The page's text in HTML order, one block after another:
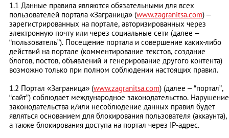
1.1 Данные правила являются обязательными для всех
пользователей портала «Заграница» (www.zagranitsa.com) –
зарегистрированных на портале, авторизированных через
электронную почту или через социальные сети (далее –
“пользователь”). Посещение портала и совершение каких-либо
действий на портале (комментирование текстов, создание
блогов, постов, объявлений и генерирование другого контента)
возможно только при полном соблюдении настоящих правил.
1.2 Портал «Заграница» (www.zagranitsa.com) (далее – “портал”,
“сайт”) соблюдает международное законодательство. Нарушение
законодательства и/или несоблюдение данных правил будет
являться основанием для блокирования пользователя (аккаунта),
а также блокирования доступа на портал через IP-адрес.